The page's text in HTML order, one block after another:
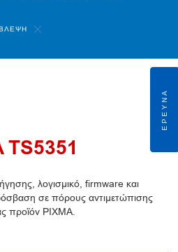
TS5351
λογισμικό, firmware και
σε πόρους αντιμετώπισης
προϊόν PIXMA.
ΈΡΕΥΝΑ